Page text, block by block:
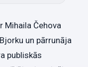
Mihaila Čehova
un pārrunāja
publiskās